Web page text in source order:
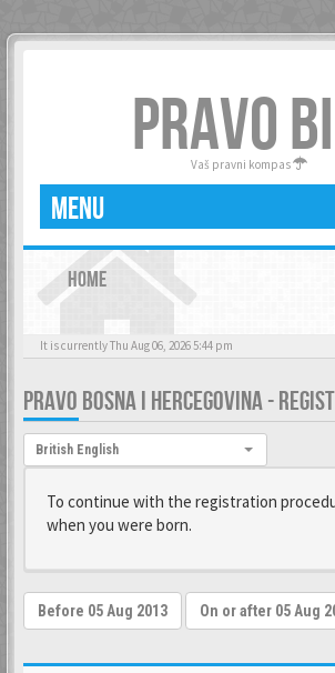
PRAVO
Vaš pravni kompas
MENU
HOME
It is currently Thu Aug 06, 2026 5:44 pm
PRAVO BOSNA I HERCEGOVINA -
Language:
British English
To continue with the registration
when you were born.